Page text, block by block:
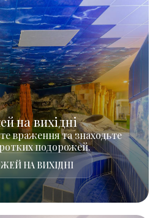
на вихідні
враження та знаходьте
подорожей.
НА ВИХІДНІ